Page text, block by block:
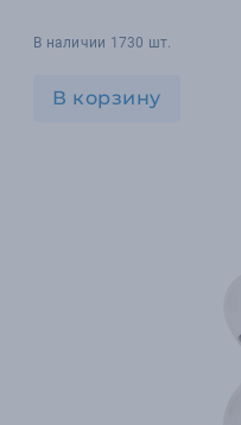
В наличии 1730 шт.
В корзину